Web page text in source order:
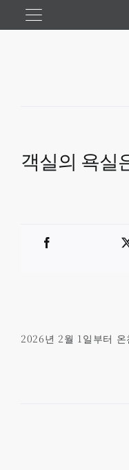
문
객실의 욕실
2026년 2월 1일부터